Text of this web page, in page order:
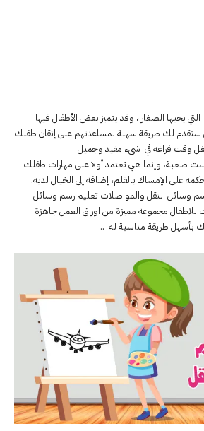
يحبها الصغار ، وقد يتميز بعض الأطفال فيها
سنقدم لك طريقة سهلة لمساعدتهم على إتقان طفلك
وقت فراغه في شىء مفيد وجميل
صعبة، وإنما هي تعتمد أولا على مهارات طفلك
على الإمساك بالقلم، إضافة إلى الخيال لديه.
وسائل النقل والمواصلات تعليم رسم وسائل
للاطفال مجموعة مميزة من اوراق العمل جاهزة
بأسهل طريقة مناسبة له ..